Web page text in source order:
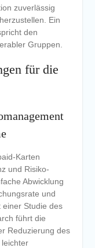
zuverlässig
Ein
den
Gruppen.
für die
Karten
und Risiko-
Abwicklung
und
einer Studie des
führt die
Reduzierung des